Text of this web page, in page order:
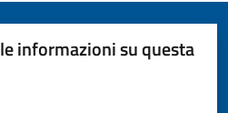
informazioni su questa